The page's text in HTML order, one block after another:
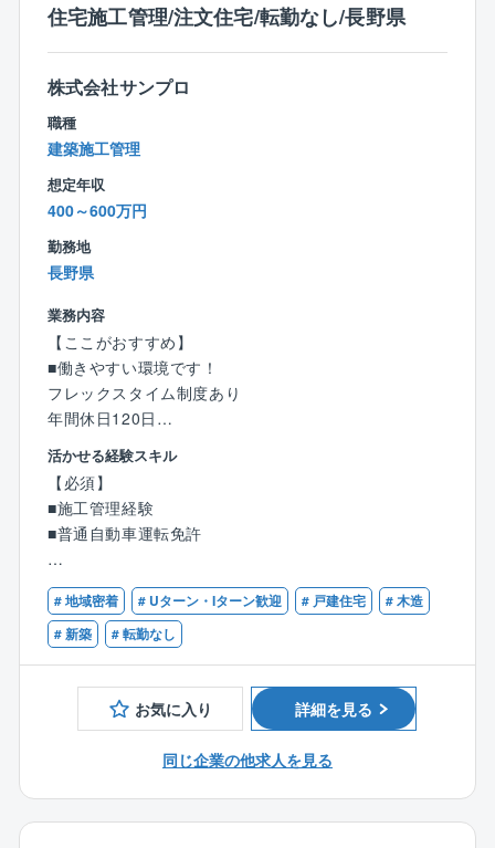
■各種打ち合わせ・交渉など
中規模～大規模の現場監督を担当するため、現場の規
模によっては常時1棟に集中し、着工～竣工まで伴走を
お願いします。
だく事は考えておりません。
※現場への直行直帰OK
※フレックスタイム制
※長野県中信・北信エリアが主体となっています。
【詳細】
■デザイン力を活かして設計された、クリエイティビテ
ィにあふれるオフィス、仕事がしやすく快適な工場
や、普通のマンションとは違う仕掛けの詰まった共同
住宅等を専門に建設する、意匠設計部門での施工管理
をお任せします。
■施工管理職の働き方を革新！最先端のBIM技術
建設プロジェクトの効率化を革新的に変えるBIM。
しかった、配管や設備の干渉といった問題を事前に可
視化。
これにより、工程管理の効率化はもちろんのこと、工
従来の施工管理職にかかる負荷を減らし、大規模の監
督業務に集中していただけます。
住宅施工管理/注文住宅/転勤なし/長野県
株式会社サンプロ
職種
建築施工管理
想定年収
400～600万円
勤務地
長野県
業務内容
【ここがおすすめ】
■働きやすい環境です！
フレックスタイム制度あり
年間休日120日
平均残業時間22.3時間
平均有給取得日数9.96日
■業務効率◎
分業制とANDPADの活用で効率よく働けます
【業務内容】
新築や、リフォーム･リノベーション住宅に関する工程
管理、監督、発注業務を行って頂きます。
【具体的には】
■施工スケジュール作成と進捗管理
■各工程での品質管理
■パートナー企業様への工事内容詳細指示・進捗管理・
調整
活かせる経験スキル
【必須】
■施工管理経験
■普通自動車運転免許
【歓迎】
■建築士
■一級木造建築士
■二級木造建築士
■ファイナンシャルプランナー
■インテリアコーディネーター
■CFP
# 地域密着 # Uターン・Iターン歓迎 # 戸建住宅
# 木造
# 新築
# 転勤なし
お気に入り 詳細を見る
同じ企業の他求人を見る